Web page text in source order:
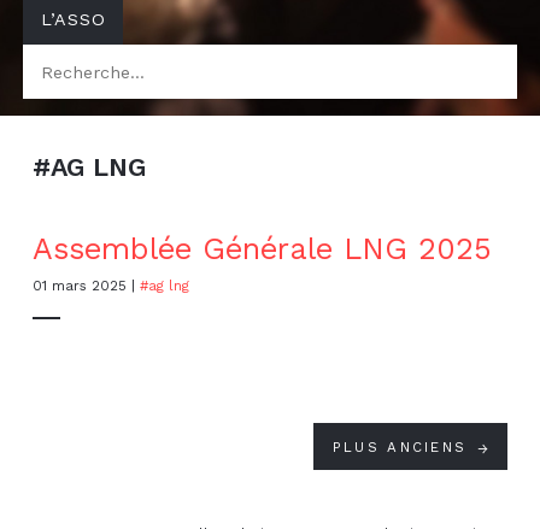
L’ASSO
#AG LNG
Assemblée Générale LNG 2025
01 mars 2025 #ag lng
PLUS ANCIENS ↓